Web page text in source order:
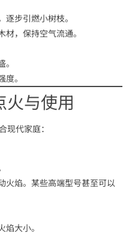
步引燃小树枝。
，保持空气流通。
。
火与使用
现代家庭：
火焰。某些高端型号甚至可以
大小。